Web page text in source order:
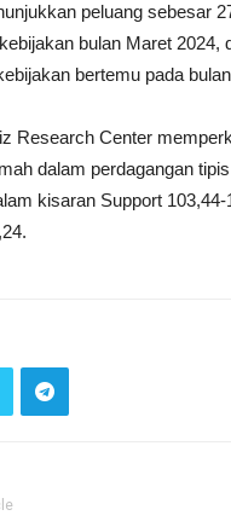
peluang sebesar
bulan Maret
bertemu pada
Research Center
dalam perdagangan
kisaran Support